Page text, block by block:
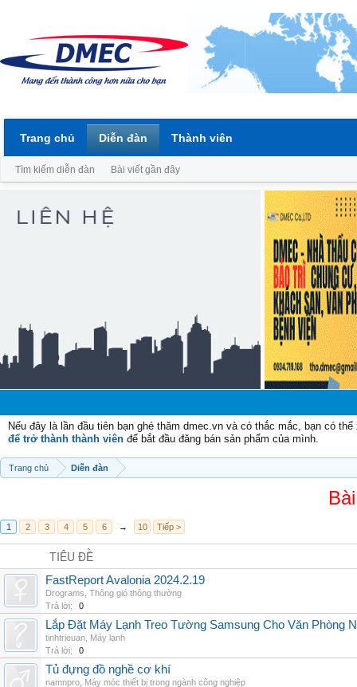
Nếu đây là lần đầu tiên bạn ghé thăm dmec.vn và có thắc mắc, bạn có
để trở thành thành viên để bắt đầu đăng bán sản phẩm của mình.
Trang chủ Diễn đàn
1 2 3 4 5 6 → 10 Tiếp >
TIÊU ĐỀ
FastReport Avalonia 2024.2.19
Drograms Thông gió thông thường
Trả lời:
0
Lắp Đặt Máy Lạnh Treo Tường Samsung Cho Văn Phòng
tinhtrieuan Máy lạnh
Trả lời:
0
Tủ đựng đồ nghề cơ khí
namnpro Máy móc thiết bị trong ngành công nghiệp
Trang chủ Diễn đàn
Tìm kiếm diễn đàn Bài viết gần đây
Thành viên